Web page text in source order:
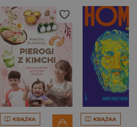
KSIĄŻKA KSIĄŻKA